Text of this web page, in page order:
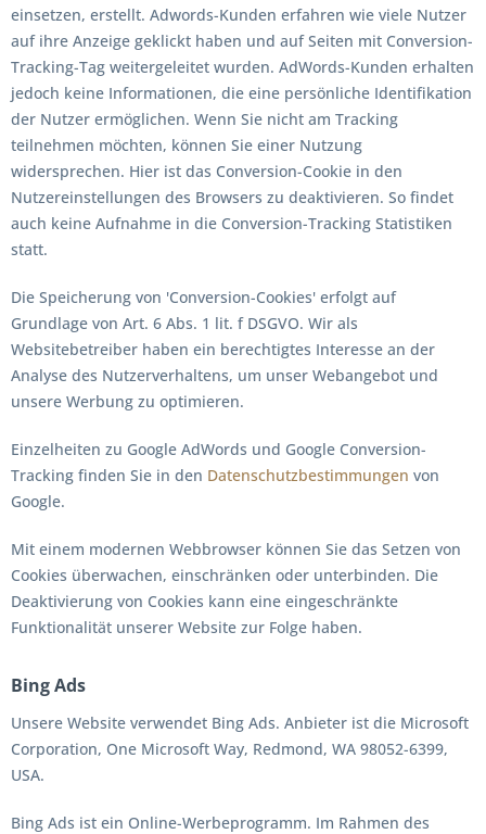
einsetzen, erstellt. Adwords-Kunden erfahren wie viele Nutzer
auf ihre Anzeige geklickt haben und auf Seiten mit Conversion-
Tracking-Tag weitergeleitet wurden. AdWords-Kunden erhalten
jedoch keine Informationen, die eine persönliche Identifikation
der Nutzer ermöglichen. Wenn Sie nicht am Tracking
teilnehmen möchten, können Sie einer Nutzung
widersprechen. Hier ist das Conversion-Cookie in den
Nutzereinstellungen des Browsers zu deaktivieren. So findet
auch keine Aufnahme in die Conversion-Tracking Statistiken
statt.
Die Speicherung von 'Conversion-Cookies' erfolgt auf
Grundlage von Art. 6 Abs. 1 lit. f DSGVO. Wir als
Websitebetreiber haben ein berechtigtes Interesse an der
Analyse des Nutzerverhaltens, um unser Webangebot und
unsere Werbung zu optimieren.
Einzelheiten zu Google AdWords und Google Conversion-
Tracking finden Sie in den Datenschutzbestimmungen von
Google.
Mit einem modernen Webbrowser können Sie das Setzen von
Cookies überwachen, einschränken oder unterbinden. Die
Deaktivierung von Cookies kann eine eingeschränkte
Funktionalität unserer Website zur Folge haben.
Bing Ads
Unsere Website verwendet Bing Ads. Anbieter ist die Microsoft
Corporation, One Microsoft Way, Redmond, WA 98052-6399,
USA.
Bing Ads ist ein Online-Werbeprogramm. Im Rahmen des